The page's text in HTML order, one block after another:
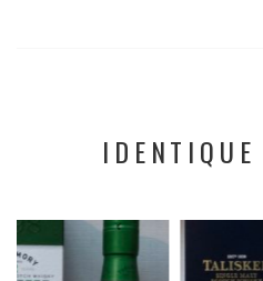
IDENTIQUE